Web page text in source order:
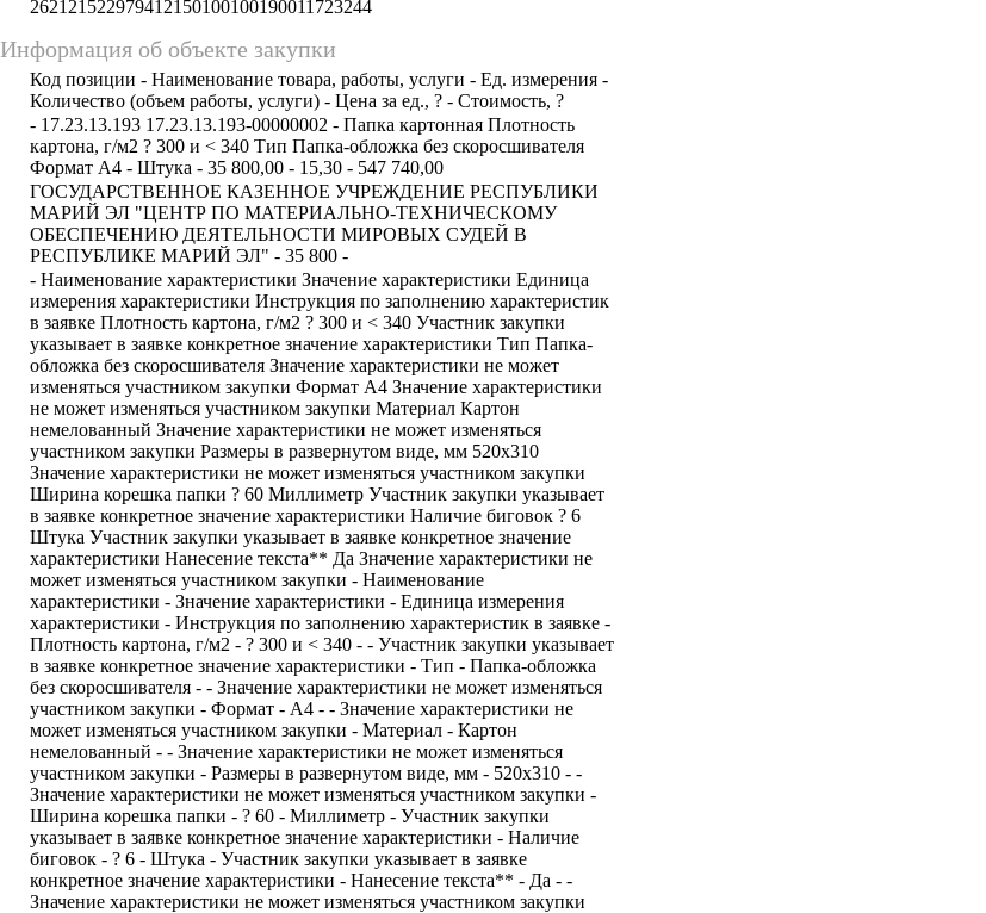
262121522979412150100100190011723244
Информация об объекте закупки
Код позиции - Наименование товара, работы, услуги - Ед. измерения -
Количество (объем работы, услуги) - Цена за ед., ? - Стоимость, ?
- 17.23.13.193 17.23.13.193-00000002 - Папка картонная Плотность
картона, г/м2 ? 300 и < 340 Тип Папка-обложка без скоросшивателя
Формат A4 - Штука - 35 800,00 - 15,30 - 547 740,00
ГОСУДАРСТВЕННОЕ КАЗЕННОЕ УЧРЕЖДЕНИЕ РЕСПУБЛИКИ
МАРИЙ ЭЛ "ЦЕНТР ПО МАТЕРИАЛЬНО-ТЕХНИЧЕСКОМУ
ОБЕСПЕЧЕНИЮ ДЕЯТЕЛЬНОСТИ МИРОВЫХ СУДЕЙ В
РЕСПУБЛИКЕ МАРИЙ ЭЛ" - 35 800 -
- Наименование характеристики Значение характеристики Единица
измерения характеристики Инструкция по заполнению характеристик
в заявке Плотность картона, г/м2 ? 300 и < 340 Участник закупки
указывает в заявке конкретное значение характеристики Тип Папка-
обложка без скоросшивателя Значение характеристики не может
изменяться участником закупки Формат A4 Значение характеристики
не может изменяться участником закупки Материал Картон
немелованный Значение характеристики не может изменяться
участником закупки Размеры в развернутом виде, мм 520х310
Значение характеристики не может изменяться участником закупки
Ширина корешка папки ? 60 Миллиметр Участник закупки указывает
в заявке конкретное значение характеристики Наличие биговок ? 6
Штука Участник закупки указывает в заявке конкретное значение
характеристики Нанесение текста** Да Значение характеристики не
может изменяться участником закупки - Наименование
характеристики - Значение характеристики - Единица измерения
характеристики - Инструкция по заполнению характеристик в заявке -
Плотность картона, г/м2 - ? 300 и < 340 - - Участник закупки указывает
в заявке конкретное значение характеристики - Тип - Папка-обложка
без скоросшивателя - - Значение характеристики не может изменяться
участником закупки - Формат - A4 - - Значение характеристики не
может изменяться участником закупки - Материал - Картон
немелованный - - Значение характеристики не может изменяться
участником закупки - Размеры в развернутом виде, мм - 520х310 - -
Значение характеристики не может изменяться участником закупки -
Ширина корешка папки - ? 60 - Миллиметр - Участник закупки
указывает в заявке конкретное значение характеристики - Наличие
биговок - ? 6 - Штука - Участник закупки указывает в заявке
конкретное значение характеристики - Нанесение текста** - Да - -
Значение характеристики не может изменяться участником закупки